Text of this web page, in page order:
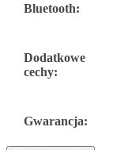
Bluetooth:
Dodatkowe
cechy:
Gwarancja: